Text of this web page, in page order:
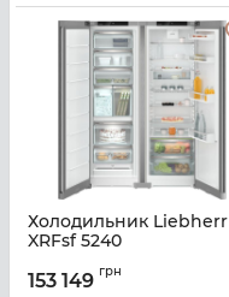
Холодильник Liebherr
XRFsf 5240
153 149 грн